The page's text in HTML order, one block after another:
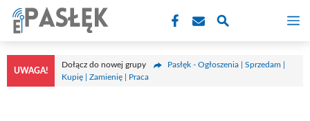
Przejdź
treści
UWAGA!
Dołącz do nowej grupy
Pasłęk - Ogłoszenia | Sprzedam |
Kupię | Zamienię | Praca